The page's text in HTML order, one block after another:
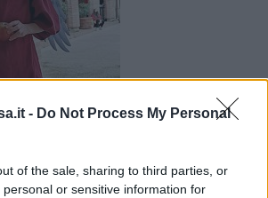
- Do Not Process My Personal
of the sale, sharing to third parties, or
or sensitive information for
giorno" è stato visto e gradito dagli